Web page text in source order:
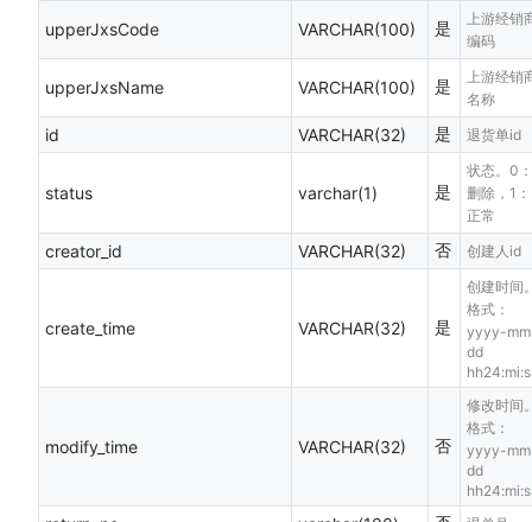
upperJxsCode VARCHAR(100) 是
上游经销
编码
upperJxsName VARCHAR(100) 是
上游经销
名称
id VARCHAR(32) 是 退货单id
status varchar(1) 是
状态。0：
删除，1：
正常
creator_id VARCHAR(32) 否 创建人id
create_time VARCHAR(32) 是
创建时间
格式：
yyyy-
dd
modify_time VARCHAR(32) 否
修改时间
格式：
yyyy-
dd